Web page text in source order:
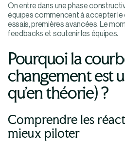
On entre dans une phase
équipes commencent à accepter le
essais, premières avancées. Le
feedbacks et soutenir les équipes.
Pourquoi la
changement est
qu’en théorie) ?
Comprendre les
mieux piloter